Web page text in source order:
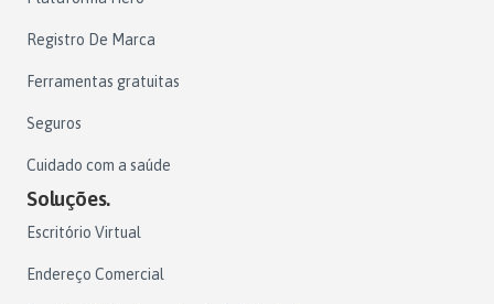
Registro De Marca
Ferramentas gratuitas
Seguros
Cuidado com a saúde
Soluções.
Escritório Virtual
Endereço Comercial